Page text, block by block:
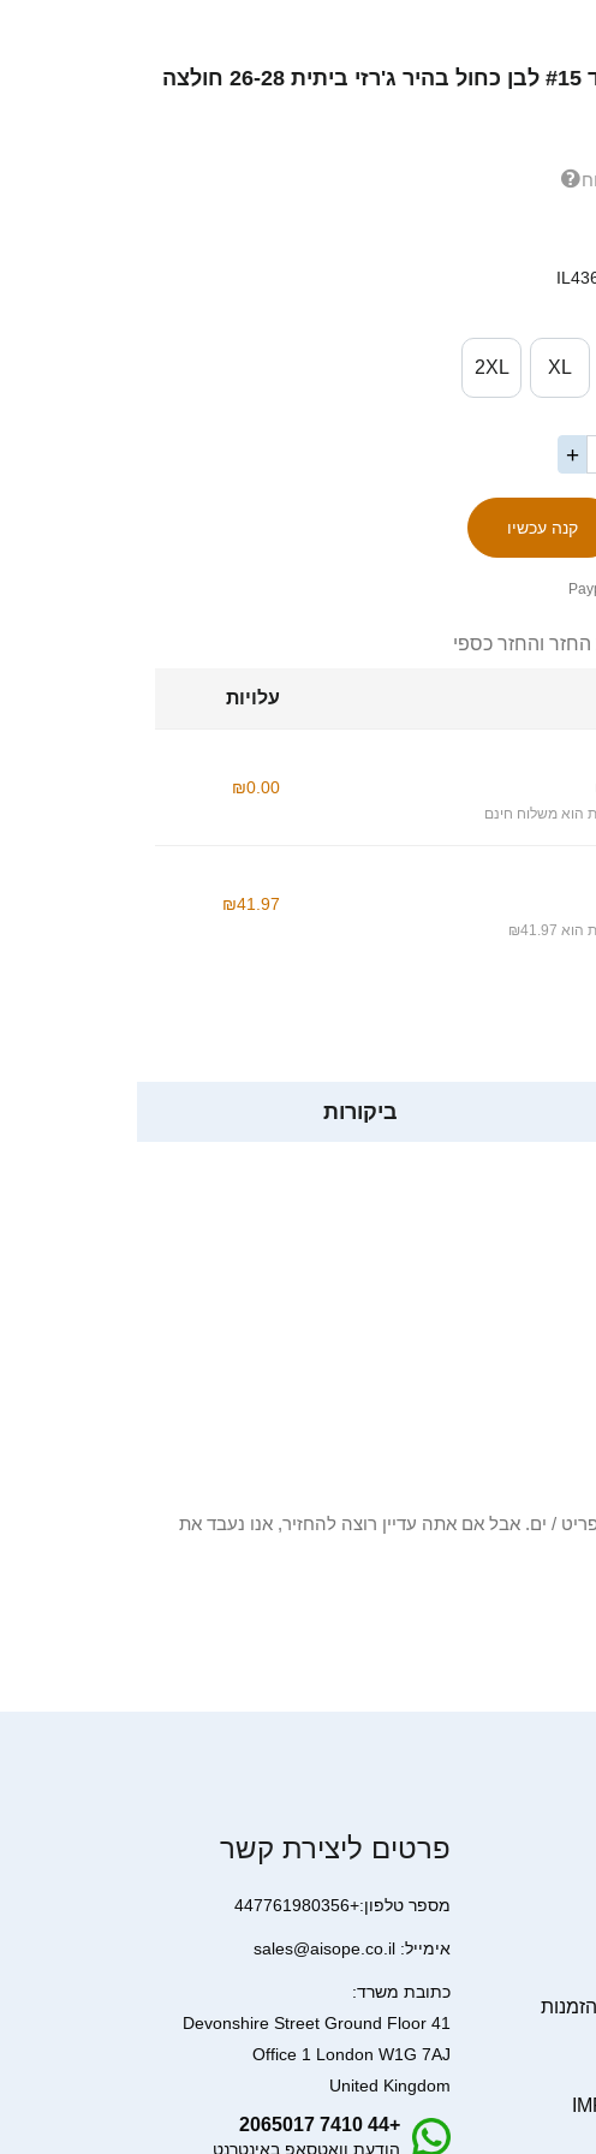
נשים ישראל תאי עבד #15 לבן כחול בהיר ג'רזי ביתית 26-28 חולצה
XL
2XL
+
החזר והחזר כספי
עלויות
הוא משלוח חינם
₪0.00
₪41.97
ביקורות
להחזיר פריט / ים. אבל אם אתה עדיין רוצה להחזיר, אנו נעבד את
פרטים ליצירת קשר
מספר טלפון:+447761980356
אימייל: sales@aisope.co.il
כתובת משרד:
41 Devonshire Street Ground Floor
Office 1 London W1G 7AJ
United Kingdom
+44 7410 2065017
הודעת וואטסאפ באינטרנט